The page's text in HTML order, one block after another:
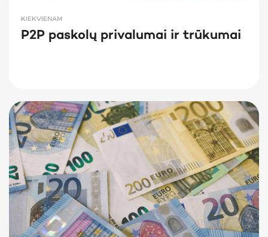
KIEKVIENAM
P2P paskolų privalumai ir trūkumai